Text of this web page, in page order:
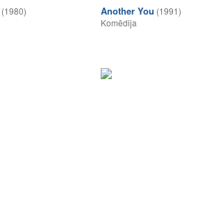
(1980)
Another You (1991)
Komēdija